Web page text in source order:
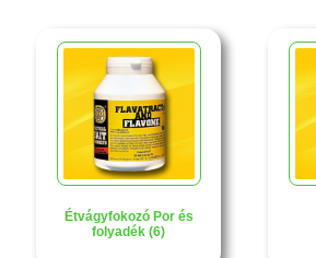
Étvágyfokozó Por és
folyadék (6)